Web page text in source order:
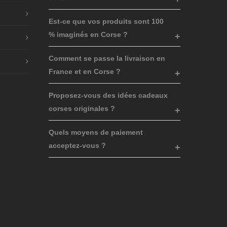
page
du
produit
Est-ce que vos produits sont 100
% imaginés en Corse ?
Comment se passe la livraison en
France et en Corse ?
Proposez-vous des idées cadeaux
corses originales ?
Quels moyens de paiement
acceptez-vous ?